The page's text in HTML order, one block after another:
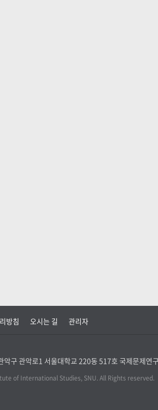
방침 오시는 길 관리자
악구 관악로1 서울대학교 220동 517호 국제문제연
of International Studies, SNU. All Rights reserved.